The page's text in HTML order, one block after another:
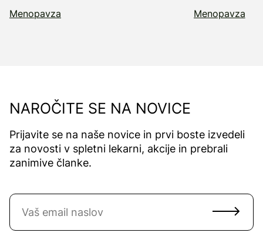
Menopavza Menopavza
NAROČITE SE NA NOVICE
Prijavite se na naše novice in prvi boste izvedeli
za novosti v spletni lekarni, akcije in prebrali
zanimive članke.
Naročite se na novice